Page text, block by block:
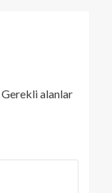
Gerekli alanlar